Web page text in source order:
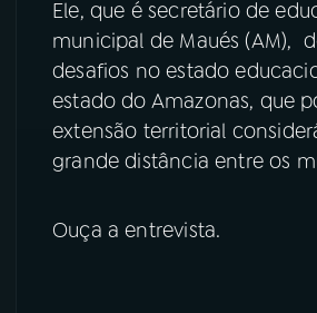
TikTok
Ele, que é secretário de
municipal de Maués (AM),
desafios no estado
estado do Amazonas, que
extensão territorial
grande distância entre os
Ouça a entrevista.